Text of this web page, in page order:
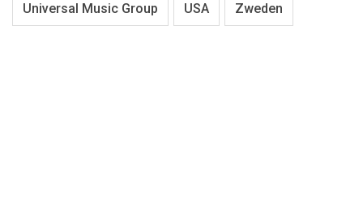
Universal Music Group USA Zweden